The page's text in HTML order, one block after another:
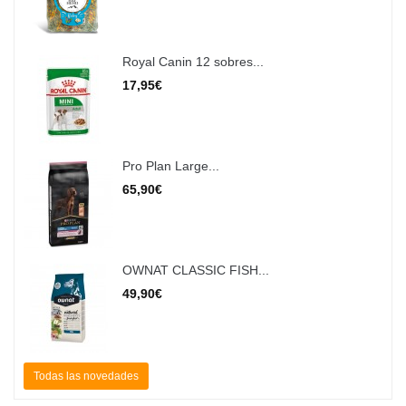
Royal Canin 12 sobres...
17,95€
Pro Plan Large...
65,90€
OWNAT CLASSIC FISH...
49,90€
Todas las novedades